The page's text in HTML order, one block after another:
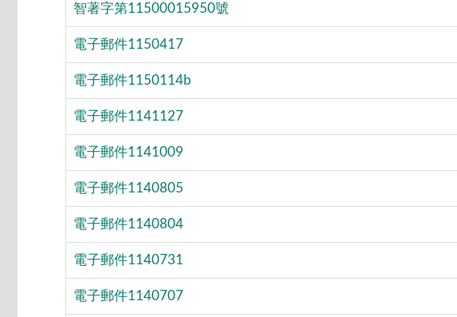
智著字第11500015950號
電子郵件1150417
電子郵件1150114b
電子郵件1141127
電子郵件1141009
電子郵件1140805
電子郵件1140804
電子郵件1140731
電子郵件1140707